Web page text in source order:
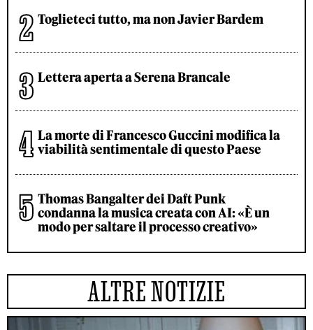
Toglieteci tutto, ma non Javier Bardem
Lettera aperta a Serena Brancale
La morte di Francesco Guccini modifica la
viabilità sentimentale di questo Paese
Thomas Bangalter dei Daft Punk
condanna la musica creata con AI: «È un
modo per saltare il processo creativo»
ALTRE NOTIZIE